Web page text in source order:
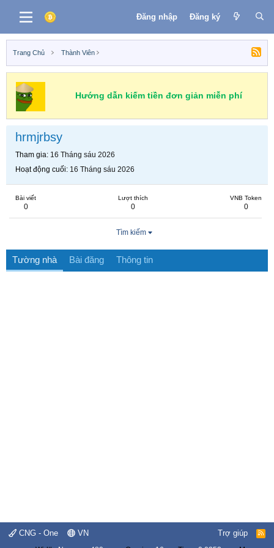
Đăng nhập Đăng ký
Trang Chủ Thành Viên
Hướng dẫn kiếm tiền đơn giản miễn phí
hrmjrbsy
Tham gia 16 Tháng sáu 2026
Hoạt động cuối 16 Tháng sáu 2026
Bài viết
0
Lượt thích
0
VNB Token
0
Tìm kiếm
Tường nhà Bài đăng Thông tin
CNG - One VN Trợ giúp
R